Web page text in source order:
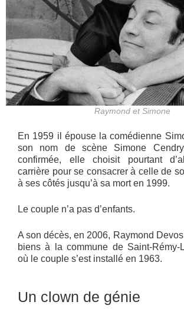
Raymond et Simone
En 1959 il épouse la comédienne
son nom de scène Simone
confirmée, elle choisit pourtant
carrière pour se consacrer à celle de
à ses côtés jusqu’à sa mort en 1999.
Le couple n’a pas d’enfants.
A son décès, en 2006, Raymond
biens à la commune de Saint-Rémy-
où le couple s’est installé en 1963.
Un clown de génie